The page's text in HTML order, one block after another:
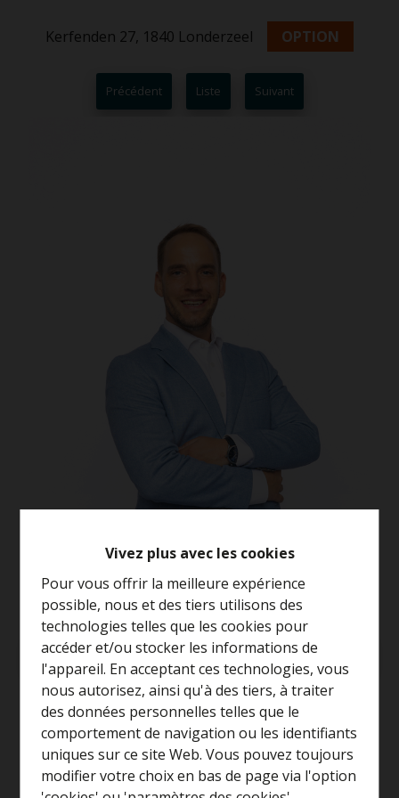
Vivez plus avec les cookies
Pour vous offrir la meilleure expérience
possible, nous et des tiers utilisons des
technologies telles que les cookies pour
accéder et/ou stocker les informations de
l'appareil. En acceptant ces technologies, vous
nous autorisez, ainsi qu'à des tiers, à traiter
des données personnelles telles que le
comportement de navigation ou les identifiants
uniques sur ce site Web. Vous pouvez toujours
modifier votre choix en bas de page via l'option
Kerfenden 27, 1840 Londerzeel OPTION
Précédent Liste Suivant
Demande d'informations
3 1 158 m²
Curieux de connaître la
valeur de votre maison ?
Estimation gratuite